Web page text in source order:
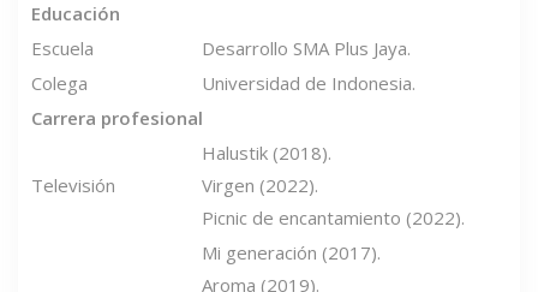
Educación
Escuela
Desarrollo SMA Plus Jaya.
Colega
Universidad de Indonesia.
Carrera profesional
Televisión
Halustik (2018).
Virgen (2022).
Picnic de encantamiento (2022).
Mi generación (2017).
Aroma (2019).